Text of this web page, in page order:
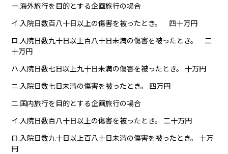
一.海外旅行を目的とする企画旅行の場合
イ.入院日数百八十日以上の傷害を被ったとき。 四十万円
ロ.入院日数九十日以上百八十日未満の傷害を被ったとき。 二
十万円
ハ.入院日数七日以上九十日未満の傷害を被ったとき。 十万円
ニ.入院日数七日未満の傷害を被ったとき。 四万円
二.国内旅行を目的とする企画旅行の場合
イ.入院日数百八十日以上の傷害を被ったとき。 二十万円
ロ.入院日数九十日以上百八十日未満の傷害を被ったとき。 十万
円